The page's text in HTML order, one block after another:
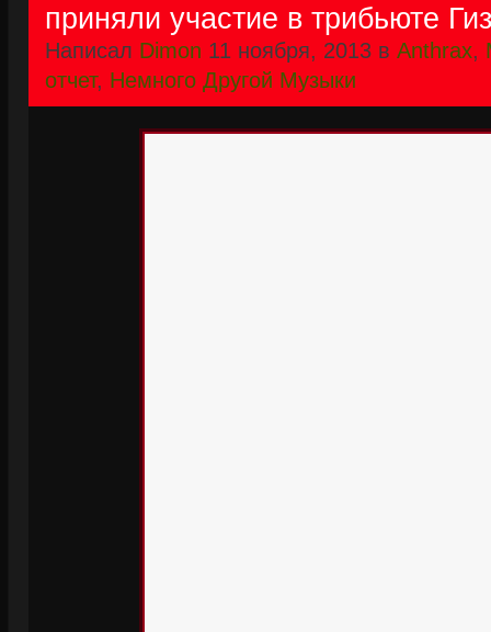
приняли участие в трибьюте
Написал Dimon 11 ноября, 2013 в Anthrax,
отчет, Немного Другой Музыки